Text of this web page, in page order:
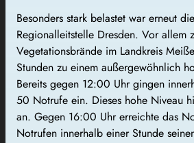
Besonders stark belastet war erneut
Regionalleitstelle Dresden. Vor allem
Vegetationsbrände im Landkreis
Stunden zu einem außergewöhnlich
Bereits gegen 12:00 Uhr gingen
50 Notrufe ein. Dieses hohe Niveau
an. Gegen 16:00 Uhr erreichte das
Notrufen innerhalb einer Stunde